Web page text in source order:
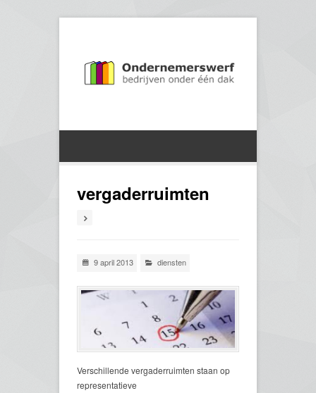
vergaderruimten
9 april 2013 diensten
Verschillende vergaderruimten staan op
representatieve